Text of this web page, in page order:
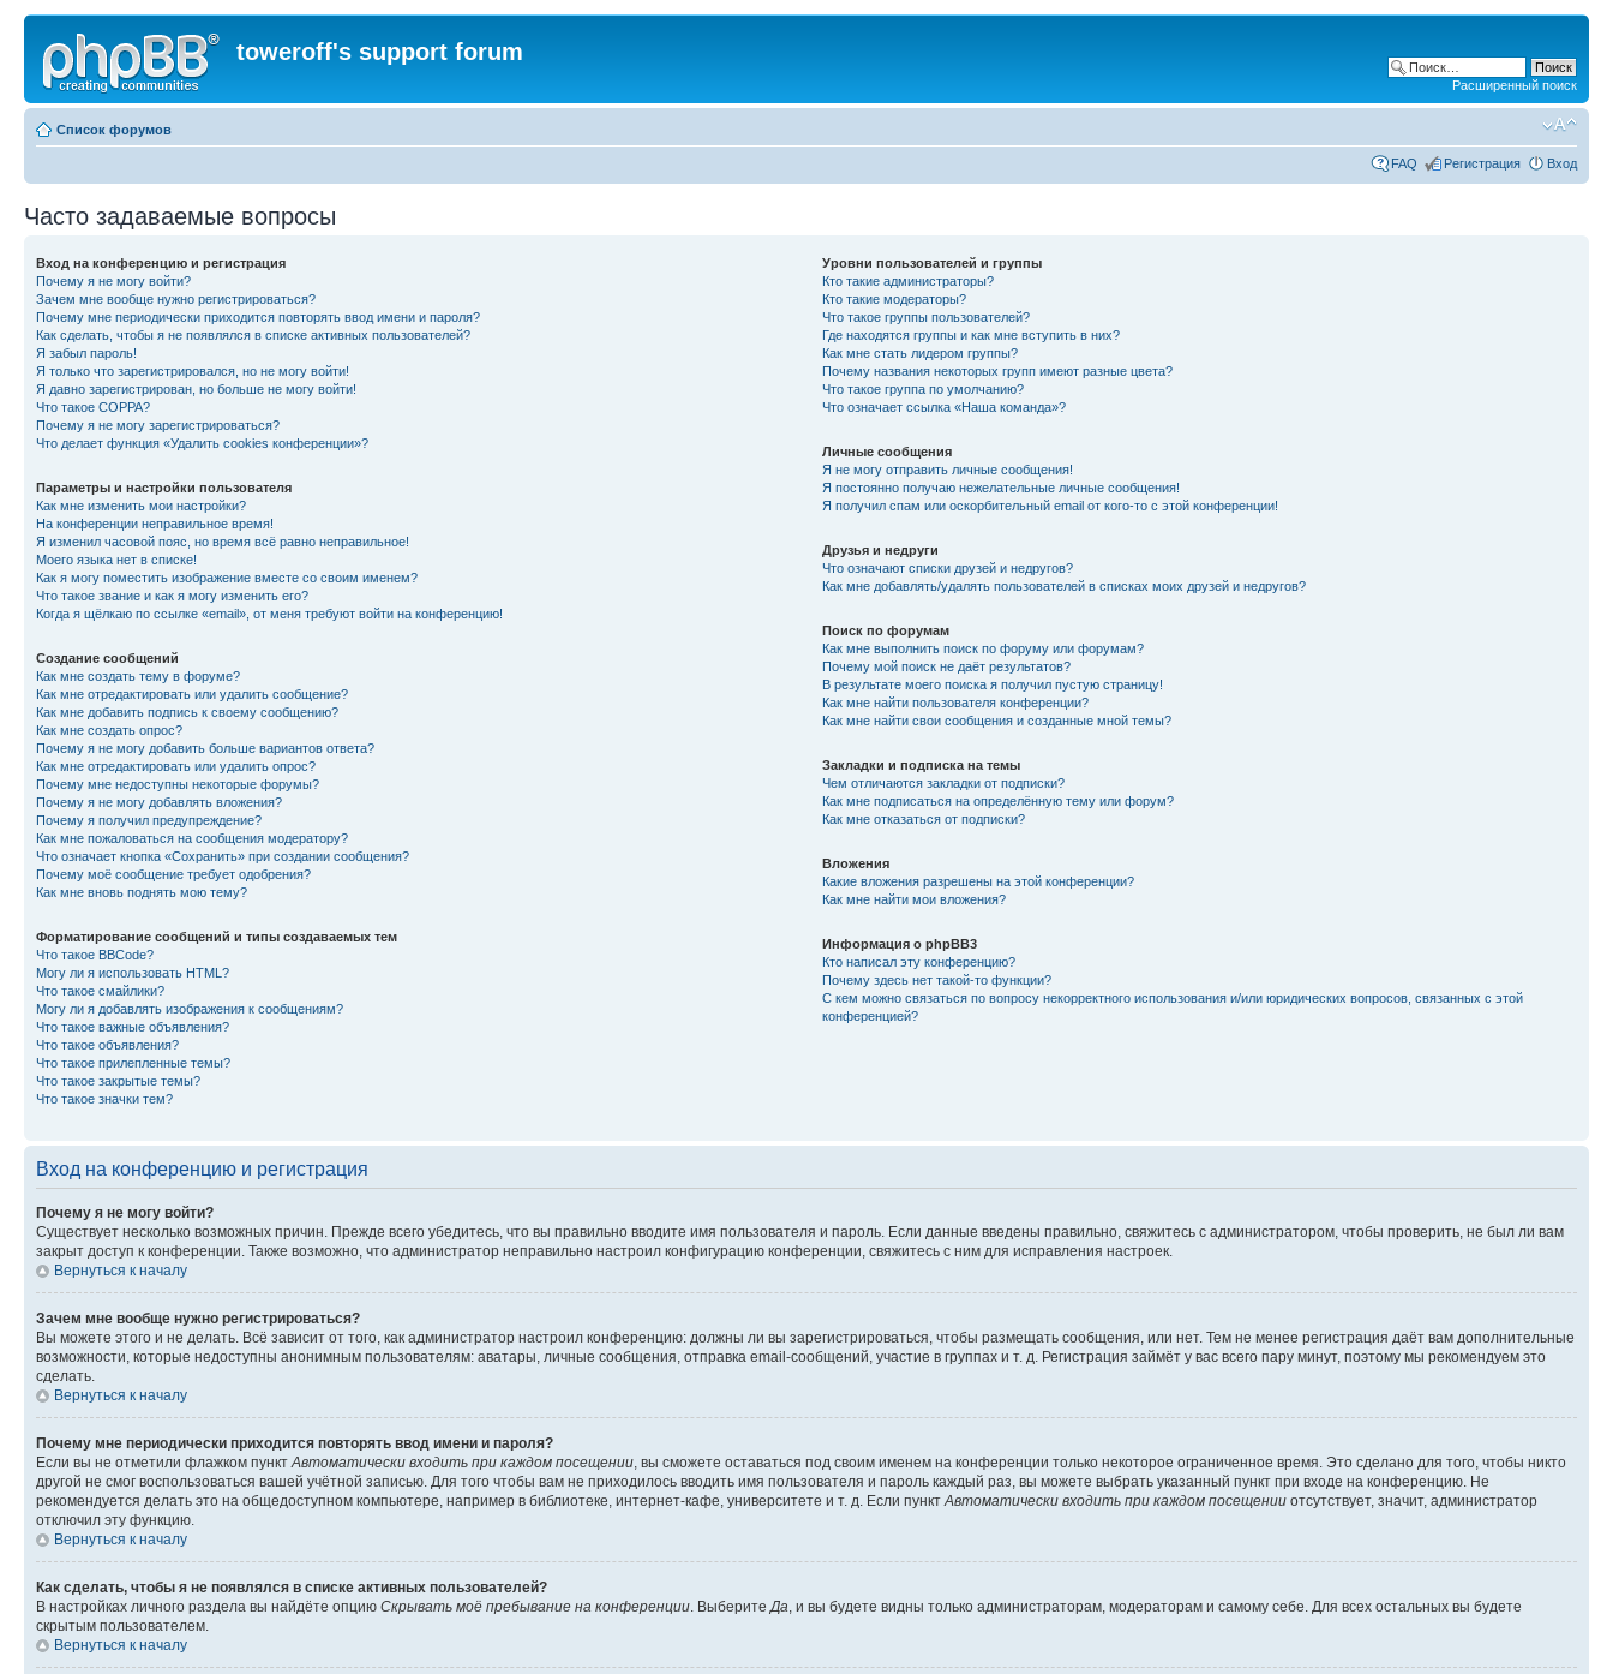
toweroff's support forum
Расширенный поиск
Список форумов
FAQ Регистрация Вход
Часто задаваемые вопросы
Вход на конференцию и регистрация
Почему я не могу войти?
Зачем мне вообще нужно регистрироваться?
Почему мне периодически приходится повторять ввод имени и пароля?
Как сделать, чтобы я не появлялся в списке активных пользователей?
Я забыл пароль!
Я только что зарегистрировался, но не могу войти!
Я давно зарегистрирован, но больше не могу войти!
Что такое COPPA?
Почему я не могу зарегистрироваться?
Что делает функция «Удалить cookies конференции»?
Параметры и настройки пользователя
Как мне изменить мои настройки?
На конференции неправильное время!
Я изменил часовой пояс, но время всё равно неправильное!
Моего языка нет в списке!
Как я могу поместить изображение вместе со своим именем?
Что такое звание и как я могу изменить его?
Когда я щёлкаю по ссылке «email», от меня требуют войти на конференцию!
Создание сообщений
Как мне создать тему в форуме?
Как мне отредактировать или удалить сообщение?
Как мне добавить подпись к своему сообщению?
Как мне создать опрос?
Почему я не могу добавить больше вариантов ответа?
Как мне отредактировать или удалить опрос?
Почему мне недоступны некоторые форумы?
Почему я не могу добавлять вложения?
Почему я получил предупреждение?
Как мне пожаловаться на сообщения модератору?
Что означает кнопка «Сохранить» при создании сообщения?
Почему моё сообщение требует одобрения?
Как мне вновь поднять мою тему?
Форматирование сообщений и типы создаваемых тем
Что такое BBCode?
Могу ли я использовать HTML?
Что такое смайлики?
Могу ли я добавлять изображения к сообщениям?
Что такое важные объявления?
Что такое объявления?
Что такое прилепленные темы?
Что такое закрытые темы?
Что такое значки тем?
Уровни пользователей и группы
Кто такие администраторы?
Кто такие модераторы?
Что такое группы пользователей?
Где находятся группы и как мне вступить в них?
Как мне стать лидером группы?
Почему названия некоторых групп имеют разные цвета?
Что такое группа по умолчанию?
Что означает ссылка «Наша команда»?
Личные сообщения
Я не могу отправить личные сообщения!
Я постоянно получаю нежелательные личные сообщения!
Я получил спам или оскорбительный email от кого-то с этой конференции!
Друзья и недруги
Что означают списки друзей и недругов?
Как мне добавлять/удалять пользователей в списках моих друзей и недругов?
Поиск по форумам
Как мне выполнить поиск по форуму или форумам?
Почему мой поиск не даёт результатов?
В результате моего поиска я получил пустую страницу!
Как мне найти пользователя конференции?
Как мне найти свои сообщения и созданные мной темы?
Закладки и подписка на темы
Чем отличаются закладки от подписки?
Как мне подписаться на определённую тему или форум?
Как мне отказаться от подписки?
Вложения
Какие вложения разрешены на этой конференции?
Как мне найти мои вложения?
Информация о phpBB3
Кто написал эту конференцию?
Почему здесь нет такой-то функции?
С кем можно связаться по вопросу некорректного использования и/или юридических вопросов, связанных с этой
конференцией?
Вход на конференцию и регистрация
Почему я не могу войти?
Существует несколько возможных причин. Прежде всего убедитесь, что вы правильно вводите имя пользователя и пароль. Если данные введены правильно, свяжитесь с администратором, чтобы проверить, не был ли вам
закрыт доступ к конференции. Также возможно, что администратор неправильно настроил конфигурацию конференции, свяжитесь с ним для исправления настроек.
Вернуться к началу
Зачем мне вообще нужно регистрироваться?
Вы можете этого и не делать. Всё зависит от того, как администратор настроил конференцию: должны ли вы зарегистрироваться, чтобы размещать сообщения, или нет. Тем не менее регистрация даёт вам дополнительные
возможности, которые недоступны анонимным пользователям: аватары, личные сообщения, отправка email-сообщений, участие в группах и т. д. Регистрация займёт у вас всего пару минут, поэтому мы рекомендуем это
сделать.
Вернуться к началу
Почему мне периодически приходится повторять ввод имени и пароля?
Если вы не отметили флажком пунктАвтоматически входить при каждом посещении, вы сможете оставаться под своим именем на конференции только некоторое ограниченное время. Это сделано для того, чтобы никто
другой не смог воспользоваться вашей учётной записью. Для того чтобы вам не приходилось вводить имя пользователя и пароль каждый раз, вы можете выбрать указанный пункт при входе на конференцию. Не
рекомендуется делать это на общедоступном компьютере, например в библиотеке, интернет-кафе, университете и т. д. Если пунктАвтоматически входить при каждом посещении отсутствует, значит, администратор
отключил эту функцию.
Вернуться к началу
Как сделать, чтобы я не появлялся в списке активных пользователей?
В настройках личного раздела вы найдёте опцию Скрывать моё пребывание на конференции. ВыберитеДа, и вы будете видны только администраторам, модераторам и самому себе. Для всех остальных вы будете
скрытым пользователем.
Вернуться к началу